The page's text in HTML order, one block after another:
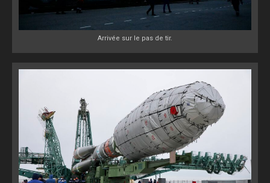
Arrivée sur le pas de tir.